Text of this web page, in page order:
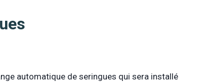
automatique de seringues qui sera installé